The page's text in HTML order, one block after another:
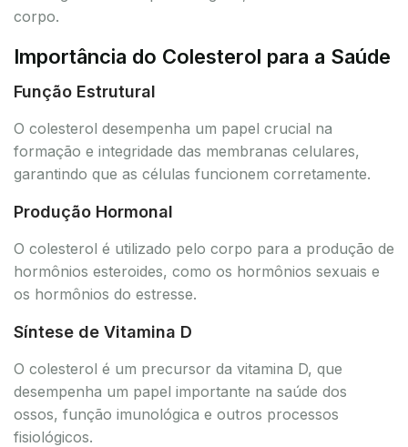
corpo.
Importância do Colesterol para a Saúde
Função Estrutural
O colesterol desempenha um papel crucial na
formação e integridade das membranas celulares,
garantindo que as células funcionem corretamente.
Produção Hormonal
O colesterol é utilizado pelo corpo para a produção de
hormônios esteroides, como os hormônios sexuais e
os hormônios do estresse.
Síntese de Vitamina D
O colesterol é um precursor da vitamina D, que
desempenha um papel importante na saúde dos
ossos, função imunológica e outros processos
fisiológicos.